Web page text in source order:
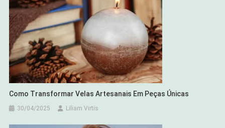
Como Transformar Velas Artesanais Em Peças Únicas
30/04/2025 Liliam Virtis